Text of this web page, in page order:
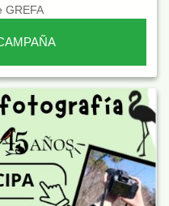
GREFA